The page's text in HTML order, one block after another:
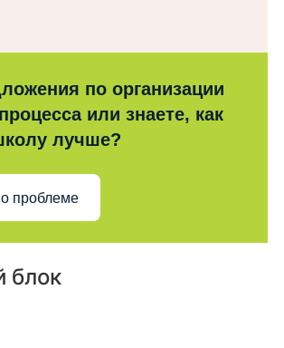
по организации
или знаете, как
лучше?
проблеме
блок